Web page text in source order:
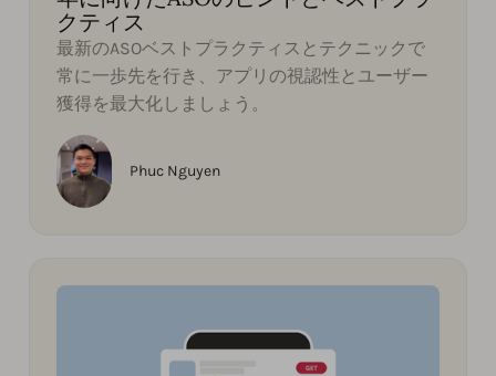
クティス
最新のASOベストプラクティスとテクニックで
常に一歩先を行き、アプリの視認性とユーザー
獲得を最大化しましょう。
Phuc Nguyen